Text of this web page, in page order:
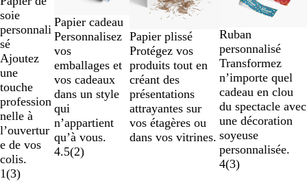
soie
personnali
sé
Ajoutez
une
touche
profession
nelle à
l’ouvertur
e de vos
colis.
1(3)
Papier cadeau
Personnalisez
vos
emballages et
vos cadeaux
dans un style
qui
n’appartient
qu’à vous.
4.5(2)
Papier plissé
Protégez vos
produits tout en
créant des
présentations
attrayantes sur
vos étagères ou
dans vos vitrines.
Ruban
personnalisé
Transformez
n’importe quel
cadeau en clou
du spectacle avec
une décoration
soyeuse
personnalisée.
4(3)
sur
4